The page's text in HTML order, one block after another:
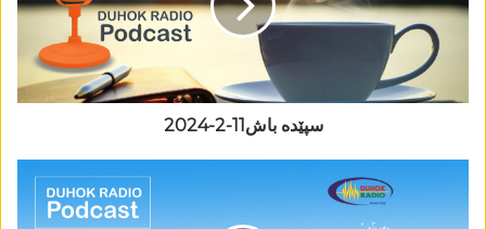
سپێدە باش11-2-2024